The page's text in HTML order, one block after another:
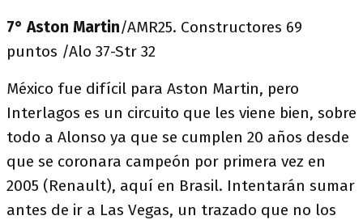
7° Aston Martin/AMR25. Constructores 69
puntos /Alo 37-Str 32
México fue difícil para Aston Martin, pero
Interlagos es un circuito que les viene bien, sobre
todo a Alonso ya que se cumplen 20 años desde
que se coronara campeón por primera vez en
2005 (Renault), aquí en Brasil. Intentarán sumar
antes de ir a Las Vegas, un trazado que no los